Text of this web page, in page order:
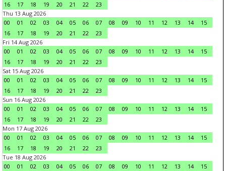
16
17 18 19 20 21 22
23
Thu 13 Aug 2026
00
01 02 03 04 05 06 07 08 09 10 11 12 13 14
15
16
17 18 19 20 21 22
23
Fri 14 Aug 2026
00
01 02 03 04 05 06 07 08 09 10 11 12 13 14
15
16
17 18 19 20 21 22
23
Sat 15 Aug 2026
00
01 02 03 04 05 06 07 08 09 10 11 12 13 14
15
16
17 18 19 20 21 22
23
Sun 16 Aug 2026
00
01 02 03 04 05 06 07 08 09 10 11 12 13 14
15
16
17 18 19 20 21 22
23
Mon 17 Aug 2026
00
01 02 03 04 05 06 07 08 09 10 11 12 13 14
15
16
17 18 19 20 21 22
23
Tue 18 Aug 2026
00
01 02 03 04 05 06 07 08 09 10 11 12 13 14 15